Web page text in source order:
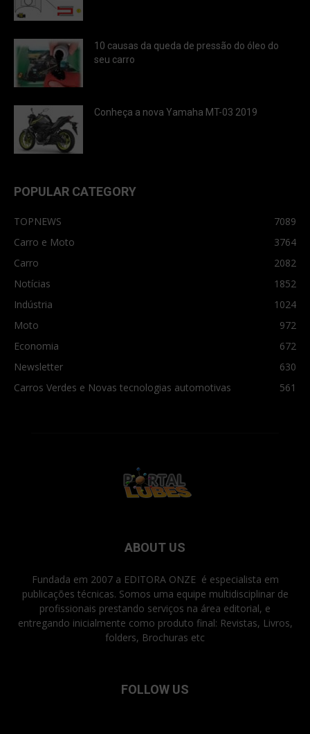
10 causas da queda de pressão do óleo do
seu carro
Conheça a nova Yamaha MT-03 2019
POPULAR CATEGORY
TOPNEWS
7089
Carro e Moto
3764
Carro
2082
Notícias
1852
Indústria
1024
Moto
972
Economia
672
Newsletter
630
Carros Verdes e Novas tecnologias automotivas
561
ABOUT US
Fundada em 2007 a EDITORA ONZE é especialista em
publicações técnicas. Somos uma equipe multidisciplinar de
profissionais prestando serviços na área editorial, e
entregando inicialmente como produto final: Revistas, Livros,
folders, Brochuras etc
FOLLOW US